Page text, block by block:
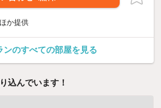
ほか提供
ンのすべての部屋を見る
込んでいます！